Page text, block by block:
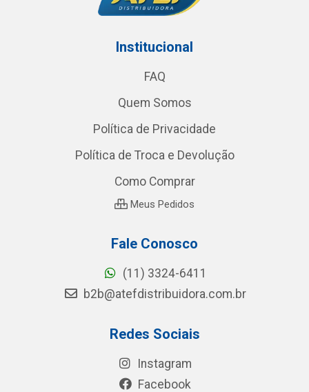
Institucional
FAQ
Quem Somos
Política de Privacidade
Política de Troca e Devolução
Como Comprar
Meus Pedidos
Fale Conosco
(11) 3324-6411
b2b@atefdistribuidora.com.br
Redes Sociais
Instagram
Facebook